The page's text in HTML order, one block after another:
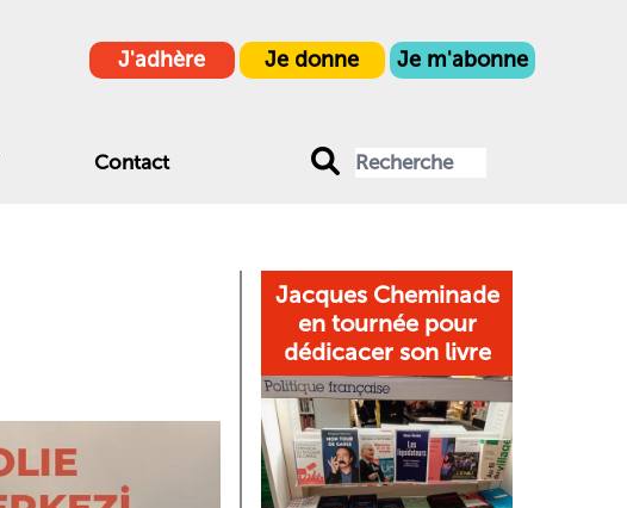
J'adhère Je donne Je m'abonne
Contact
Jacques Cheminade
en tournée pour
dédicacer son livre